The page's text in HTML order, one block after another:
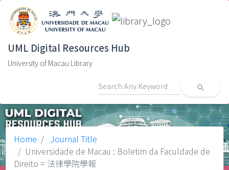
UML Digital Resources Hub
University of Macau Library
search
Home
Journal Title
Universidade de Macau : Boletim da Faculdade de
Direito = 法律學院學報